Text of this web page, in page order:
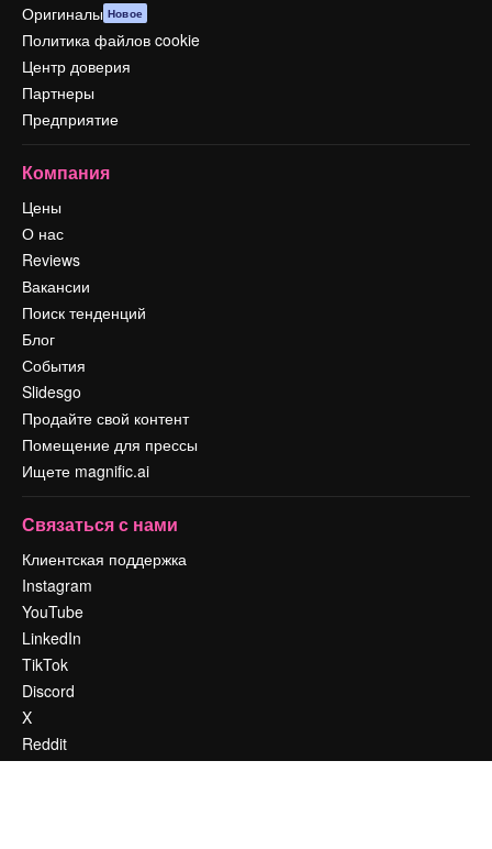
Оригиналы Новое
Политика файлов cookie
Центр доверия
Партнеры
Предприятие
Компания
Цены
О нас
Reviews
Вакансии
Поиск тенденций
Блог
События
Slidesgo
Продайте свой контент
Помещение для прессы
Ищете magnific.ai
Связаться с нами
Клиентская поддержка
Instagram
YouTube
LinkedIn
TikTok
Discord
X
Reddit